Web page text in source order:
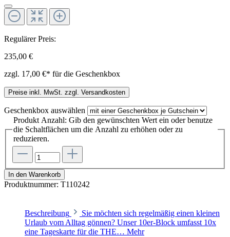
Regulärer Preis:
235,00 €
zzgl. 17,00 €* für die Geschenkbox
Preise inkl. MwSt. zzgl. Versandkosten
Geschenkbox auswählen
Produkt Anzahl: Gib den gewünschten Wert ein oder benutze
die Schaltflächen um die Anzahl zu erhöhen oder zu
reduzieren.
In den Warenkorb
Produktnummer: T110242
Beschreibung
Sie möchten sich regelmäßig einen kleinen
Urlaub vom Alltag gönnen? Unser 10er-Block umfasst 10x
eine Tageskarte für die THE… Mehr